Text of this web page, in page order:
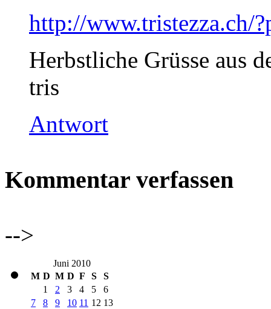
http://www.tristezza.ch/
Herbstliche Grüsse aus
tris
Antwort
Kommentar verfassen
-->
Juni 2010
M D M D F S S
1 2 3 4 5
6
7
8 9 10 11 12 13